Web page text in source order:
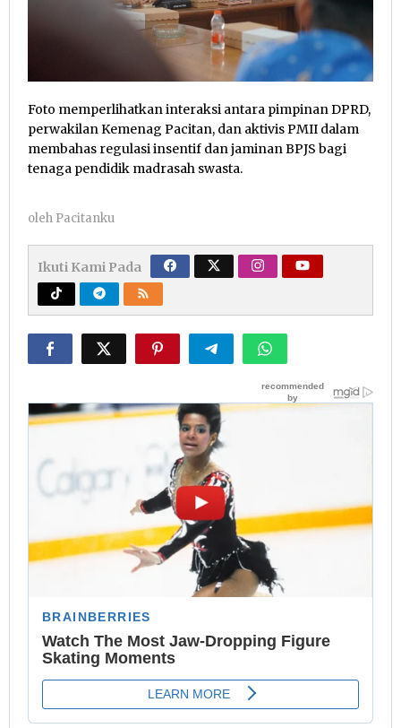
Foto memperlihatkan interaksi antara pimpinan DPRD,
perwakilan Kemenag Pacitan, dan aktivis PMII dalam
membahas regulasi insentif dan jaminan BPJS bagi
tenaga pendidik madrasah swasta.
oleh Pacitanku
Ikuti Kami Pada